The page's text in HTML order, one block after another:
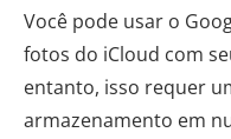
Você pode usar o
fotos do iCloud com
entanto, isso requer
armazenamento em